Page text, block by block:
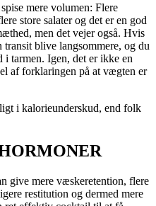
mere volumen: Flere
store salater og det er en god
men det vejer også. Hvis
blive langsommere, og du
i tarmen. Igen, det er ikke en
af forklaringen på at vægten er
i kalorieunderskud, end folk
give mere væskeretention, flere
restitution og dermed mere